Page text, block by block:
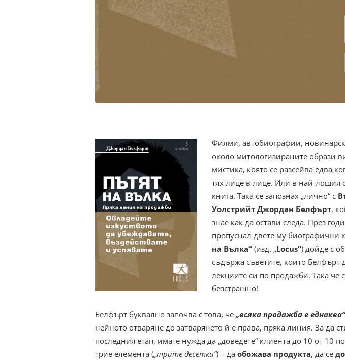
Филми, автобиографии,
около митологизираните образи
мистика, която се разсейва едва
тях лице в лице. Или в най-лошия
книга. Така се запознах „лично“ с
Уолстрийт Джордан Белфърт,
знае как да остави следа. През
пропуснал двете му биографични
на Вълка“ (изд. „Locus“) дойде с
съдържа съветите, които Белфърт
лекциите си по продажби. Така че
безстрашно!
Белфърт буквално започва с това, че „всяка продажба е еднаква“
нейното отваряне до затварянето й е права, пряка линия. За да
последния етап, имате нужда да „доведете“ клиента до 10 от 10
трие елемента („трите десетки“) – да обожава продукта, да се